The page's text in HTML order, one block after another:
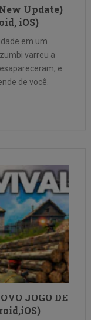
Update)
iOS)
em um
varreu a
e
de você.
esquecido
JOGO DE